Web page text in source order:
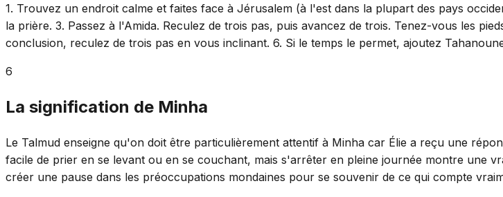
1. Trouvez un endroit calme et faites face à Jérusalem (à l'est dans la plupart des pays
la prière. 3. Passez à l'Amida. Reculez de trois pas, puis avancez de trois. Tenez-vous les
conclusion, reculez de trois pas en vous inclinant. 6. Si le temps le permet, ajoutez
6
La signification de Minha
Le Talmud enseigne qu'on doit être particulièrement attentif à Minha car Élie a reçu une
facile de prier en se levant ou en se couchant, mais s'arrêter en pleine journée montre une
créer une pause dans les préoccupations mondaines pour se souvenir de ce qui compte